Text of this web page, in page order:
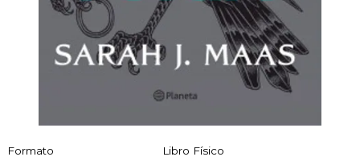
Formato
Libro Físico